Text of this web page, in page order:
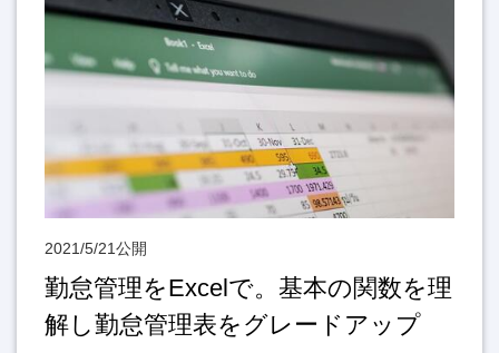
2021/5/21公開
勤怠管理をExcelで。基本の関数を理
解し勤怠管理表をグレードアップ